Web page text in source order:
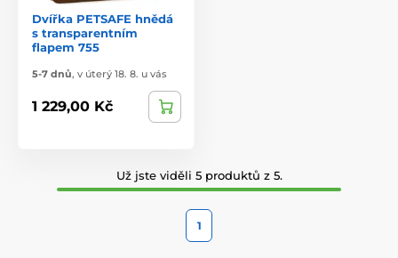
Dvířka PETSAFE hnědá
s transparentním
flapem 755
5-7 dnů, v úterý 18. 8. u vás
1 229,00 Kč
Už jste viděli 5 produktů z 5.
1